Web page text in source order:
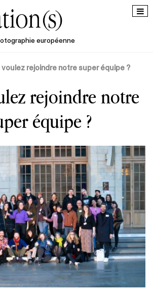
européenne
voulez rejoindre notre super équipe ?
rejoindre notre
équipe ?